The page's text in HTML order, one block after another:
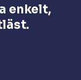
enkelt,